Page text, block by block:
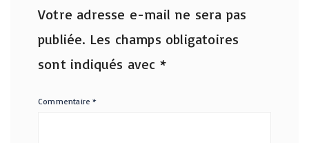
Votre adresse e-mail ne sera pas
publiée. Les champs obligatoires
sont indiqués avec *
Commentaire*